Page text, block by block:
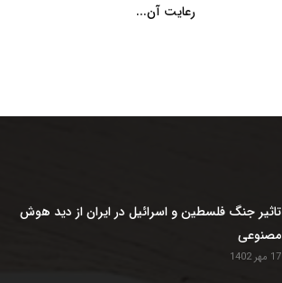
رعایت آن...
تاثیر جنگ فلسطین و اسرائیل در ایران از دید هوش
مصنوعی
17 مهر 1402